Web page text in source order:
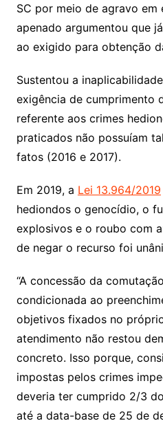
SC por meio de agravo em
apenado argumentou que
ao exigido para obtenção
Sustentou a
exigência de cumprimento
referente aos crimes
praticados não possuíam
fatos (2016 e 2017).
Em 2019, a Lei 13.964/2019
hediondos o genocídio, o
explosivos e o roubo com
de negar o recurso foi
“A concessão da
condicionada ao
objetivos fixados no
atendimento não restou
concreto. Isso porque,
impostas pelos crimes
deveria ter cumprido 2/3
até a data-base de 25 de